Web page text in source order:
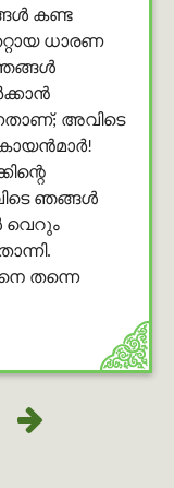
കണ്ട
ധാരണ
അവിടെ
ഞങ്ങള്‍
വെറും
തന്നെ